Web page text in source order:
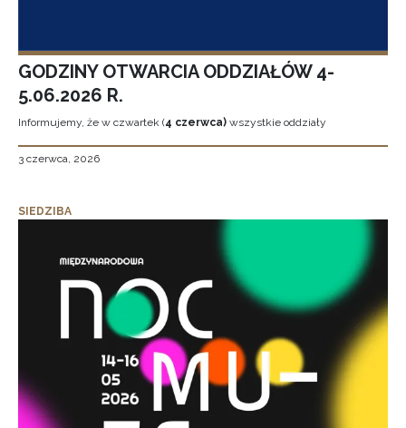
GODZINY OTWARCIA ODDZIAŁÓW 4-
5.06.2026 R.
Informujemy, że w czwartek (4 czerwca) wszystkie oddziały
3 czerwca, 2026
SIEDZIBA